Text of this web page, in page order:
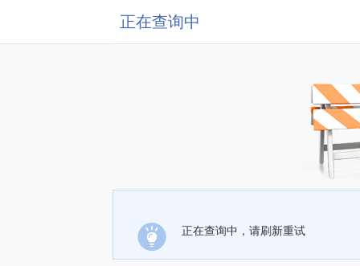
正在查询中
正在查询中，请刷新重试